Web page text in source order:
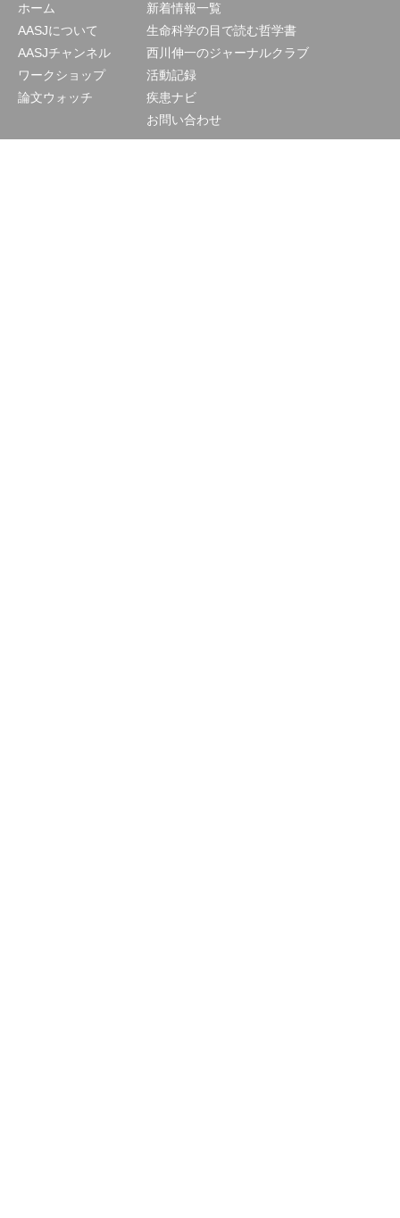
ホーム
AASJについて
AASJチャンネル
ワークショップ
論文ウォッチ
新着情報一覧
生命科学の目で読む哲学書
西川伸一のジャーナルクラブ
活動記録
疾患ナビ
お問い合わせ